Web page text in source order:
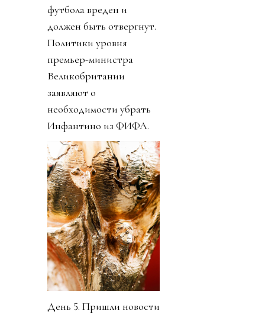
футбола вреден и
должен быть отвергнут.
Политики уровня
премьер-министра
Великобритании
заявляют о
необходимости убрать
Инфантино из ФИФА.
День 5. Пришли новости